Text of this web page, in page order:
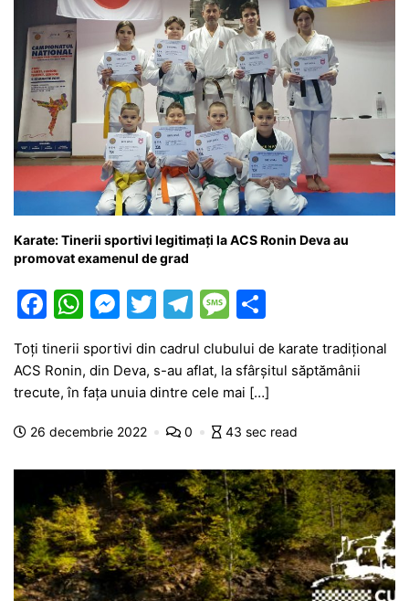
Karate: Tinerii sportivi legitimați la ACS Ronin Deva au
promovat examenul de grad
F
a
c
e
b
o
k
W
at
s
A
p
M
e
s
s
e
g
er
T
itt
er
T
e
gr
a
m
M
s
s
a
e
ta
je
a
ă
Toți tinerii sportivi din cadrul clubului de karate tradițional
ACS Ronin, din Deva, s-au aflat, la sfârșitul săptămânii
trecute, în fața unuia dintre cele mai […]
26 decembrie 2022 0 43 sec read